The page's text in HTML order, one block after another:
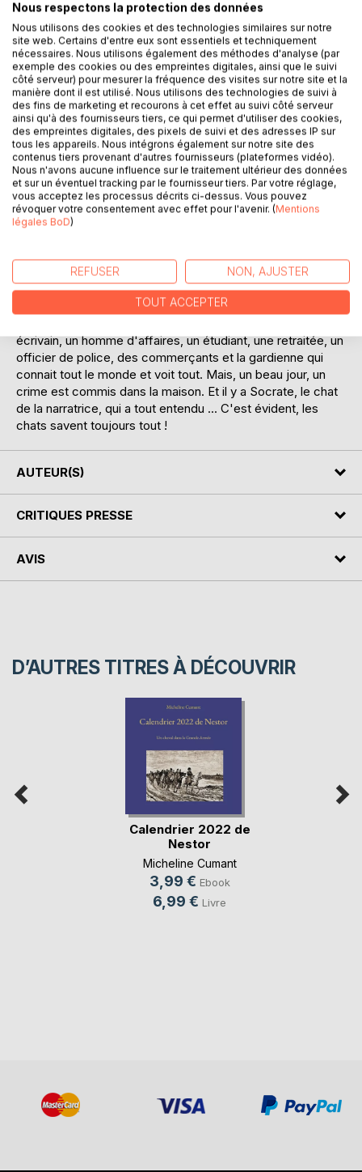
AJOUTER AU PANIER
Ajouter à ma liste d'envies
Laisser un avis
DESCRIPTION
L'histoire est inspirée d'un fait divers réel : après la
seconde guerre mondiale, on découvrit notamment dans la
collection du maréchal Von Goering des faux tableaux de
Vermeer, oeuvres d'un faussaire nommé Van Meegeren.
écrivain, un homme d'affaires, un étudiant, une retraitée, un
officier de police, des commerçants et la gardienne qui
connait tout le monde et voit tout. Mais, un beau jour, un
crime est commis dans la maison. Et il y a Socrate, le chat
de la narratrice, qui a tout entendu ... C'est évident, les
chats savent toujours tout !
AUTEUR(S)
CRITIQUES PRESSE
AVIS
D’AUTRES TITRES À DÉCOUVRIR
Calendrier 2022 de
Nestor
Micheline Cumant
3,99 € Ebook
6,99 € Livre
Nous respectons la protection des données
Nous utilisons des cookies et des technologies similaires sur notre
site web. Certains d'entre eux sont essentiels et techniquement
nécessaires. Nous utilisons également des méthodes d'analyse (par
exemple des cookies ou des empreintes digitales, ainsi que le suivi
côté serveur) pour mesurer la fréquence des visites sur notre site et la
manière dont il est utilisé. Nous utilisons des technologies de suivi à
des fins de marketing et recourons à cet effet au suivi côté serveur
ainsi qu'à des fournisseurs tiers, ce qui permet d'utiliser des cookies,
des empreintes digitales, des pixels de suivi et des adresses IP sur
tous les appareils. Nous intégrons également sur notre site des
contenus tiers provenant d'autres fournisseurs (plateformes vidéo).
Nous n'avons aucune influence sur le traitement ultérieur des données
et sur un éventuel tracking par le fournisseur tiers. Par votre réglage,
vous acceptez les processus décrits ci-dessus. Vous pouvez
révoquer votre consentement avec effet pour l'avenir. (Mentions
légales BoD)
REFUSER NON, AJUSTER
TOUT ACCEPTER